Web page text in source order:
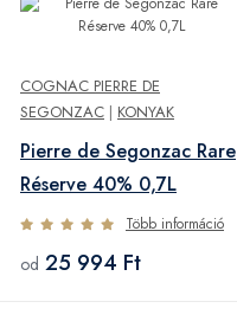
COGNAC PIERRE DE
SEGONZAC | KONYAK
Pierre de Segonzac Rare
Réserve 40% 0,7L
Több információ
od 25 994 Ft